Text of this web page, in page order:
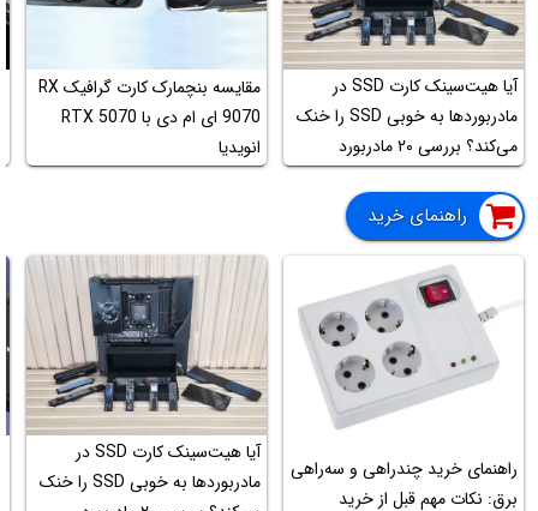
آیا هیت‌سینک کارت SSD در
مادربوردها به خوبی SSD را خنک
می‌کند؟ بررسی ۲۰ مادربورد
مختلف
مقایسه بنچمارک کارت گرافیک RX
9070 ای ام دی با RTX 5070
انویدیا
راهنمای خرید
راهنمای خرید چندراهی و سه‌راهی
برق: نکات مهم قبل از خرید
آیا هیت‌سینک کارت SSD در
مادربوردها به خوبی SSD را خنک